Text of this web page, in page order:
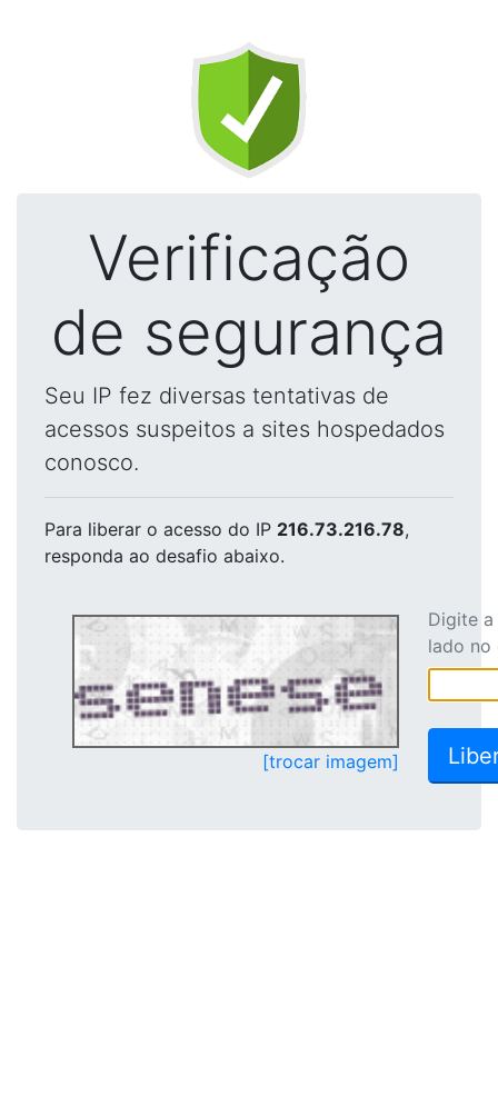
Verificação
de segurança
Seu IP fez diversas tentativas de
acessos suspeitos a sites hospedados
conosco.
Para liberar o acesso do IP 216.73.216.78,
responda ao desafio abaixo.
[trocar imagem]
Digite
lado no